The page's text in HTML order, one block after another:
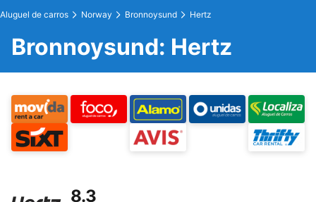
Aluguel de carros Norway Bronnoysund Hertz
Bronnoysund: Hertz
8.3